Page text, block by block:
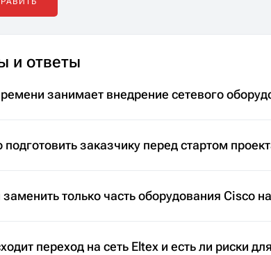
и ответы
занимает внедрение сетевого
заказчику перед стартом
только часть оборудования Cisco
переход на сеть Eltex и есть ли риски